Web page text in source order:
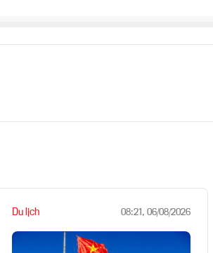
Du lịch 08:21, 06/08/2026